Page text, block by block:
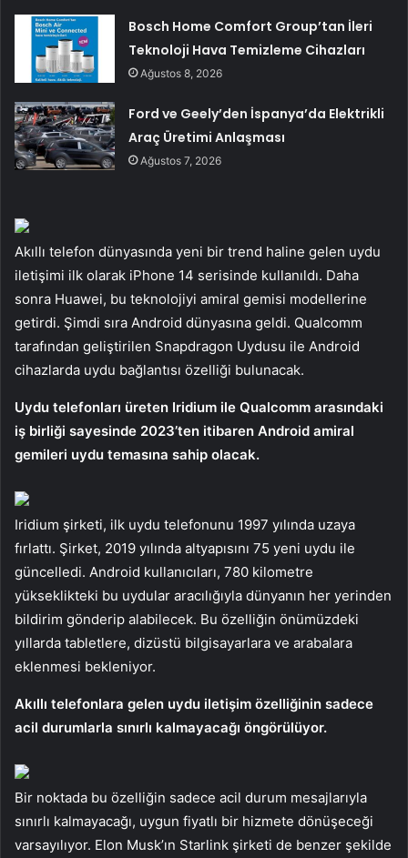
Bosch Home Comfort Group’tan İleri
Teknoloji Hava Temizleme Cihazları
Ağustos 8, 2026
Ford ve Geely’den İspanya’da Elektrikli
Araç Üretimi Anlaşması
Ağustos 7, 2026
Akıllı telefon dünyasında yeni bir trend haline gelen uydu
iletişimi ilk olarak iPhone 14 serisinde kullanıldı. Daha
sonra Huawei, bu teknolojiyi amiral gemisi modellerine
getirdi. Şimdi sıra Android dünyasına geldi. Qualcomm
tarafından geliştirilen Snapdragon Uydusu ile Android
cihazlarda uydu bağlantısı özelliği bulunacak.
Uydu telefonları üreten Iridium ile Qualcomm arasındaki
iş birliği sayesinde 2023’ten itibaren Android amiral
gemileri uydu temasına sahip olacak.
Iridium şirketi, ilk uydu telefonunu 1997 yılında uzaya
fırlattı. Şirket, 2019 yılında altyapısını 75 yeni uydu ile
güncelledi. Android kullanıcıları, 780 kilometre
yükseklikteki bu uydular aracılığıyla dünyanın her yerinden
bildirim gönderip alabilecek. Bu özelliğin önümüzdeki
yıllarda tabletlere, dizüstü bilgisayarlara ve arabalara
eklenmesi bekleniyor.
Akıllı telefonlara gelen uydu iletişim özelliğinin sadece
acil durumlarla sınırlı kalmayacağı öngörülüyor.
Bir noktada bu özelliğin sadece acil durum mesajlarıyla
sınırlı kalmayacağı, uygun fiyatlı bir hizmete dönüşeceği
varsayılıyor. Elon Musk’ın Starlink şirketi de benzer şekilde